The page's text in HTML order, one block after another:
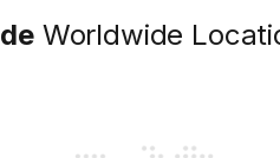
Worldwide